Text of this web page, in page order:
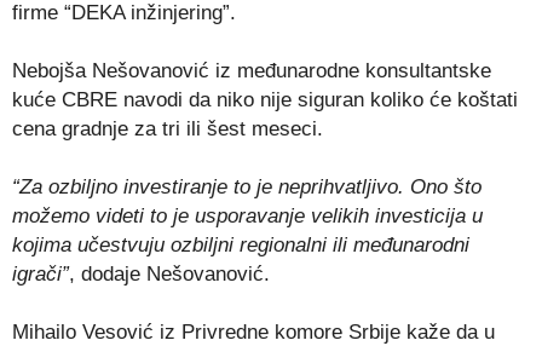
firme “DEKA inžinjering”.
Nebojša Nešovanović iz međunarodne konsultantske
kuće CBRE navodi da niko nije siguran koliko će koštati
cena gradnje za tri ili šest meseci.
“Za ozbiljno investiranje to je neprihvatljivo. Ono što
možemo videti to je usporavanje velikih investicija u
kojima učestvuju ozbiljni regionalni ili međunarodni
igrači”, dodaje Nešovanović.
Mihailo Vesović iz Privredne komore Srbije kaže da u